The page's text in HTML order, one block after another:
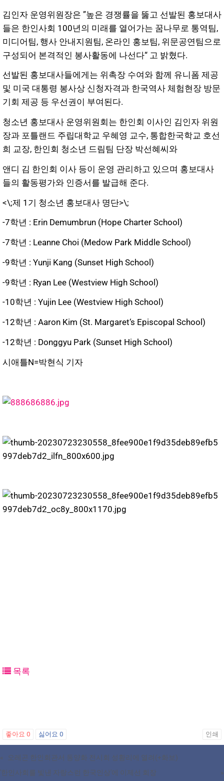
김인자 운영위원장은 ”높은 경쟁률을 뚫고 선발된 홍보대사
들은 한인사회 100년의 미래를 열어가는 꿈나무로 통역팀,
미디어팀, 행사 안내지원팀, 온라인 홍보팀, 위문공연팀으로
구성되어 본격적인 봉사활동에 나선다“ 고 밝혔다.
선발된 홍보대사들에게는 위촉장 수여와 함께 유니폼 제공
및 미국 대통령 봉사상 신청자격과 한국역사 체험현장 방문
기회 제공 등 우선권이 부여된다.
청소년 홍보대사 운영위원회는 한인회 이사인 김인자 위원
장과 포틀랜드 주립대학교 우혜영 교수, 통합한국학교 호선
희 교장, 한인회 청소년 드림팀 단장 박선혜씨와
앤디 김 한인회 이사 등이 운영 관리하고 있으며 홍보대사
들의 활동평가와 인증서를 발급해 준다.
<\;제 1기 청소년 홍보대사 명단>\;
-7학년 : Erin Demumbrun (Hope Charter School)
-7학년 : Leanne Choi (Medow Park Middle School)
-9학년 : Yunji Kang (Sunset High School)
-9학년 : Ryan Lee (Westview High School)
-10학년 : Yujin Lee (Westview High School)
-12학년 : Aaron Kim (St. Margaret‘s Episcopal School)
-12학년 : Donggyu Park (Sunset High School)
시애틀N=박현식 기자
목록
좋아요 0 싫어요 0 인쇄
«
오레곤 한인회관서 동양화 전시회 성황리에 열려(+화보)
'한인사회를 빛낸 자랑스런 한국인상'에 이제선 회장
»